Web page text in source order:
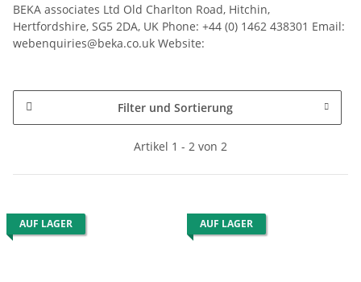
BEKA associates Ltd Old Charlton Road, Hitchin,
Hertfordshire, SG5 2DA, UK Phone: +44 (0) 1462 438301 Email:
webenquiries@beka.co.uk Website:
Filter und Sortierung
Artikel 1 - 2 von 2
AUF LAGER AUF LAGER